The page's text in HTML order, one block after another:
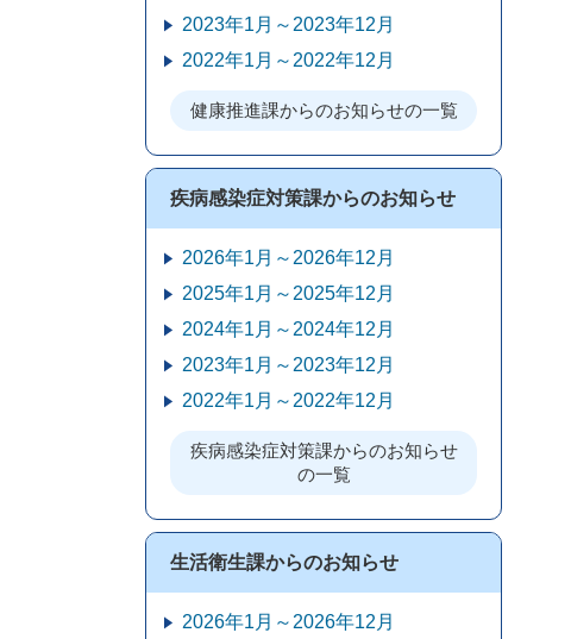
2023年1月～2023年12月
2022年1月～2022年12月
健康推進課からのお知らせの一覧
疾病感染症対策課からのお知らせ
2026年1月～2026年12月
2025年1月～2025年12月
2024年1月～2024年12月
2023年1月～2023年12月
2022年1月～2022年12月
疾病感染症対策課からのお知らせ
の一覧
生活衛生課からのお知らせ
2026年1月～2026年12月